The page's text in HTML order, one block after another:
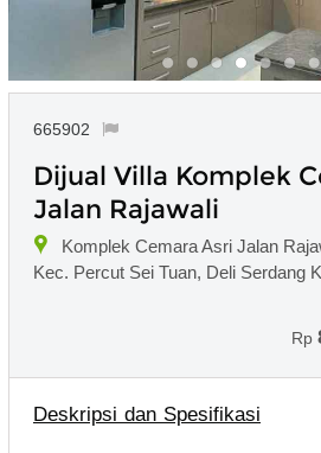
665902
Dijual Villa Komplek
Jalan Rajawali
Komplek Cemara Asri Jalan
Kec. Percut Sei Tuan, Deli Serdang
Rp
Deskripsi dan Spesifikasi